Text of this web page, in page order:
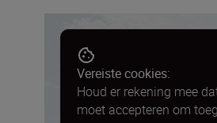
Vereiste cookies:
Houd er rekening mee
moet accepteren om